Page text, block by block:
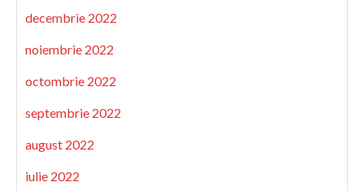
decembrie 2022
noiembrie 2022
octombrie 2022
septembrie 2022
august 2022
iulie 2022